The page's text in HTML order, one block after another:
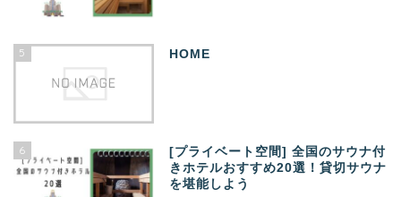
5 HOME
6
[プライベート空間] 全国のサウナ付
きホテルおすすめ20選！貸切サウナ
を堪能しよう